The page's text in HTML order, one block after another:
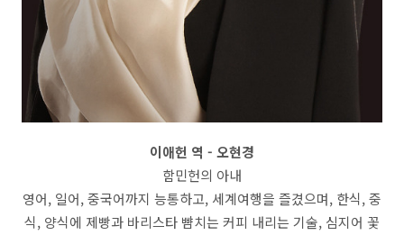
이애헌 역 - 오현경
함민헌의 아내
영어, 일어, 중국어까지 능통하고, 세계여행을 즐겼으며, 한식, 중
식, 양식에 제빵과 바리스타 뺨치는 커피 내리는 기술, 심지어 꽃